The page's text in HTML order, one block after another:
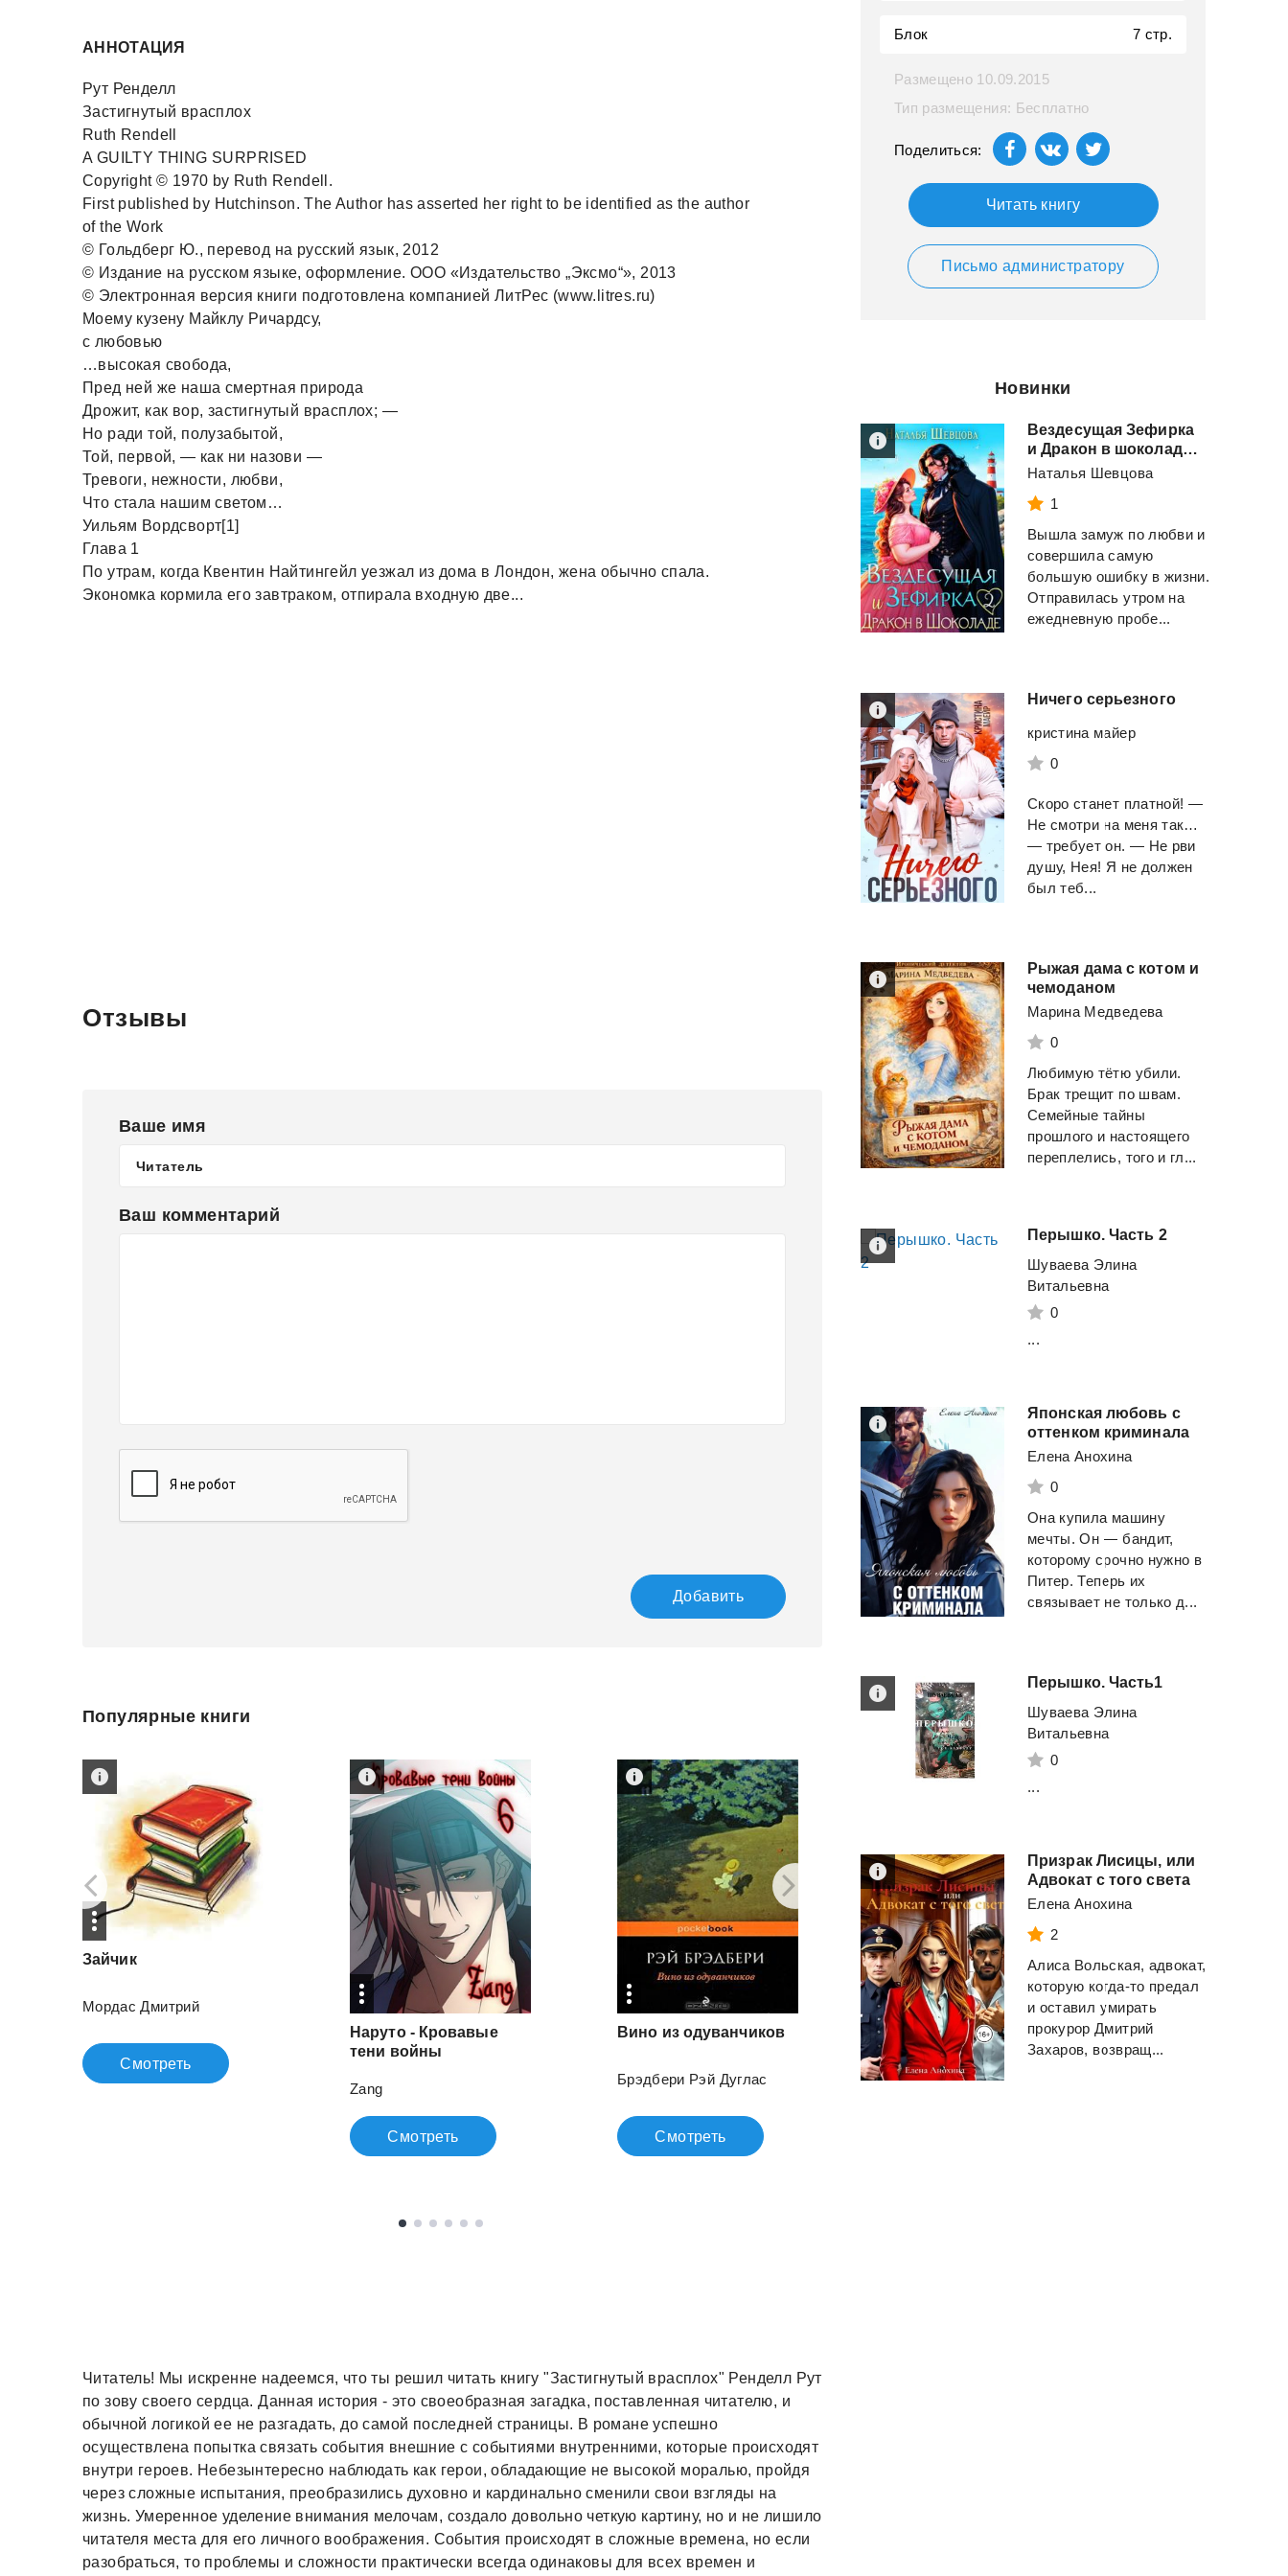
АННОТАЦИЯ
Рут Ренделл
Застигнутый врасплох
Ruth Rendell
A GUILTY THING SURPRISED
Copyright © 1970 by Ruth Rendell.
First published by Hutchinson. The Author has asserted her right to be identified as the author
of the Work
© Гольдберг Ю., перевод на русский язык, 2012
© Издание на русском языке, оформление. ООО «Издательство „Эксмо“», 2013
© Электронная версия книги подготовлена компанией ЛитРес (www.litres.ru)
Моему кузену Майклу Ричардсу,
с любовью
…высокая свобода,
Пред ней же наша смертная природа
Дрожит, как вор, застигнутый врасплох; —
Но ради той, полузабытой,
Той, первой, — как ни назови —
Тревоги, нежности, любви,
Что стала нашим светом…
Уильям Вордсворт[1]
Глава 1
По утрам, когда Квентин Найтингейл уезжал из дома в Лондон, жена обычно спала.
Экономка кормила его завтраком, отпирала входную две...
Отзывы
Ваше имя
Ваш комментарий
Добавить
Популярные книги
Зайчик
Мордас Дмитрий
Смотреть
Наруто - Кровавые
тени войны
Zang
Смотреть
Вино из одуванчиков
Брэдбери Рэй Дуглас
Смотреть
Метро 2033
Глуховский Дмитрий
Алексеевич
Извращенная
Преданность
Читатель! Мы искренне надеемся, что ты решил читать книгу "Застигнутый врасплох" Ренделл Рут
по зову своего сердца. Данная история - это своеобразная загадка, поставленная читателю, и
обычной логикой ее не разгадать, до самой последней страницы. В романе успешно
осуществлена попытка связать события внешние с событиями внутренними, которые происходят
внутри героев. Небезынтересно наблюдать как герои, обладающие не высокой моралью, пройдя
через сложные испытания, преобразились духовно и кардинально сменили свои взгляды на
жизнь. Умеренное уделение внимания мелочам, создало довольно четкую картину, но и не лишило
читателя места для его личного воображения. События происходят в сложные времена, но если
разобраться, то проблемы и сложности практически всегда одинаковы для всех времен и
Блок 7 стр.
Размещено 10.09.2015
Тип размещения: Бесплатно
Поделиться:
Читать книгу
Письмо администратору
Новинки
Вездесущая Зефирка
и Дракон в шоколаде - 2
Наталья Шевцова
1
Вышла замуж по любви и
совершила самую
большую ошибку в жизни.
Отправилась утром на
ежедневную пробе...
Ничего серьезного
кристина майер
0
Скоро станет платной! —
Не смотри на меня так…
— требует он. — Не рви
душу, Нея! Я не должен
был теб...
Рыжая дама с котом и
чемоданом
Марина Медведева
0
Любимую тëтю убили.
Брак трещит по швам.
Семейные тайны
прошлого и настоящего
переплелись, того и гл...
Перышко. Часть 2
Шуваева Элина
Витальевна
0
...
Японская любовь с
оттенком криминала
Елена Анохина
0
Она купила машину
мечты. Он — бандит,
которому срочно нужно в
Питер. Теперь их
связывает не только д...
Перышко. Часть1
Шуваева Элина
Витальевна
0
...
Призрак Лисицы, или
Адвокат с того света
Елена Анохина
2
Алиса Вольская, адвокат,
которую когда-то предал
и оставил умирать
прокурор Дмитрий
Захаров, возвращ...